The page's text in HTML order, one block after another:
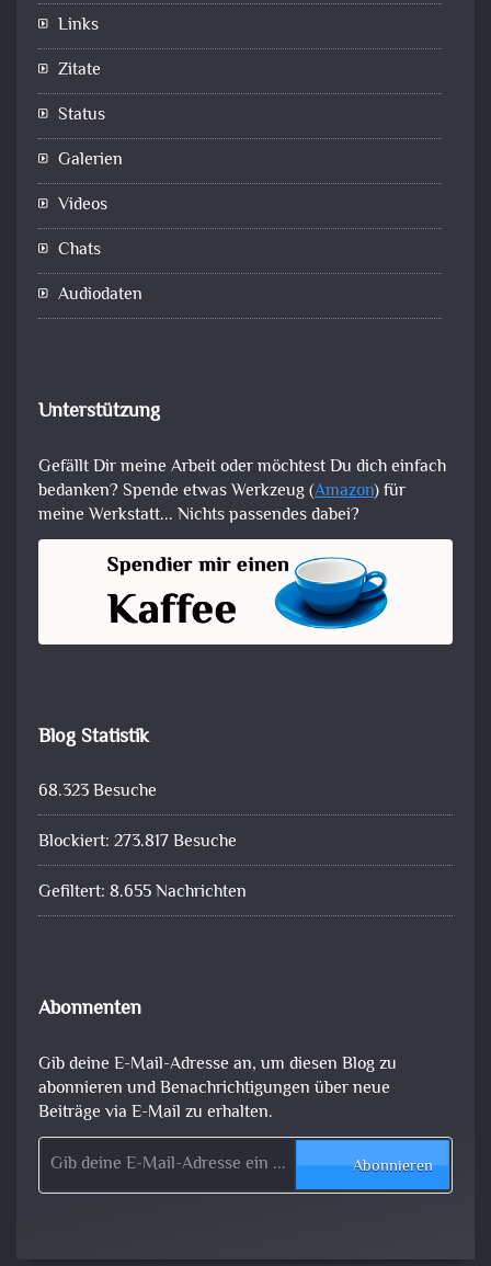
Links
Zitate
Status
Galerien
Videos
Chats
Audiodaten
Unterstützung
Gefällt Dir meine Arbeit oder möchtest Du dich einfach
bedanken? Spende etwas Werkzeug (Amazon) für
meine Werkstatt... Nichts passendes dabei?
Blog Statistik
68.323 Besuche
Blockiert: 273.817 Besuche
Gefiltert: 8.655 Nachrichten
Abonnenten
Gib deine E-Mail-Adresse an, um diesen Blog zu
abonnieren und Benachrichtigungen über neue
Beiträge via E-Mail zu erhalten.
Gib deine E-Mail-Adresse ein ...
Abonnieren